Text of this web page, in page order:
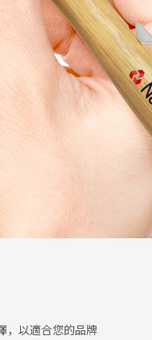
，以適合您的品牌